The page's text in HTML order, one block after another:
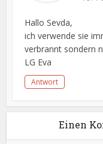
Hallo Sevda,
ich verwende sie
verbrannt sondern
LG Eva
Antwort
Einen